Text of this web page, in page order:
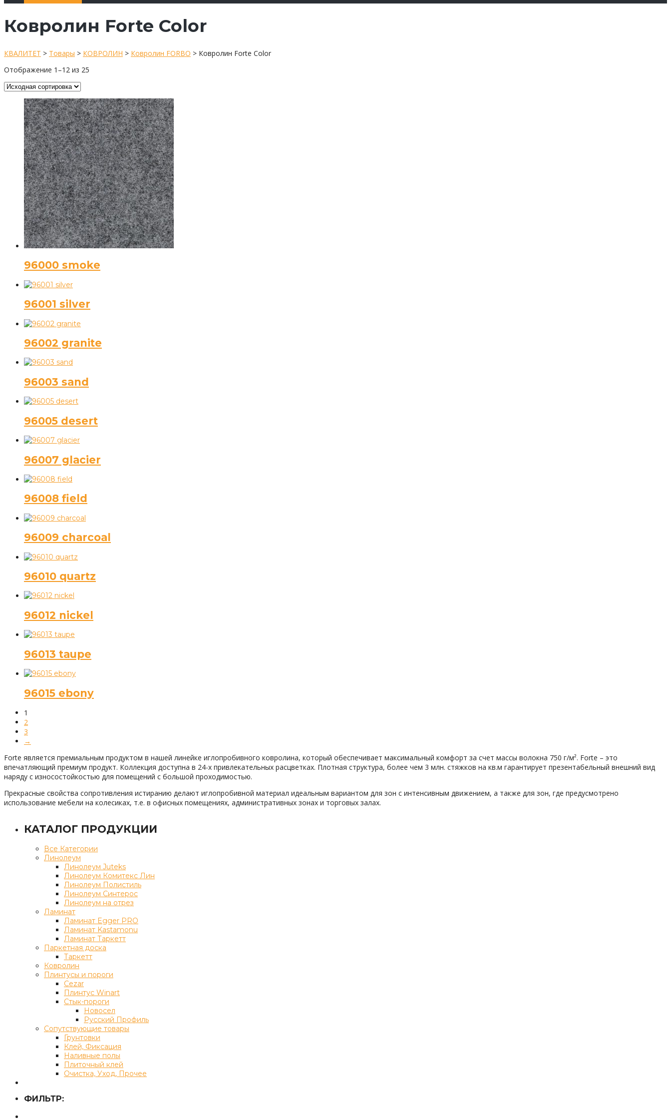
Ковролин Forte Color
КВАЛИТЕТ > Товары > КОВРОЛИН > Ковролин FORBO > Ковролин Forte Color
Отображение 1–12 из 25
96000 smoke
96001 silver
96002 granite
96003 sand
96005 desert
96007 glacier
96008 field
96009 charcoal
96010 quartz
96012 nickel
96013 taupe
96015 ebony
1
2
3
→
Forte является премиальным продуктом в нашей линейке иглопробивного ковролина, который обеспечивает максимальный комфорт за счет массы волокна 750 г/м². Forte – это
впечатляющий премиум продукт. Коллекция доступна в 24-х привлекательных расцветках. Плотная структура, более чем 3 млн. стяжков на кв.м гарантирует презентабельный внешний вид
наряду с износостойкостью для помещений с большой проходимостью.
Прекрасные свойства сопротивления истиранию делают иглопробивной материал идеальным вариантом для зон с интенсивным движением, а также для зон, где предусмотрено
использование мебели на колесиках, т.е. в офисных помещениях, административных зонах и торговых залах.
КАТАЛОГ ПРОДУКЦИИ
Все Категории
Линолеум
Линолеум Juteks
Линолеум Комитекс Лин
Линолеум Полистиль
Линолеум Синтерос
Линолеум на отрез
Ламинат
Ламинат Egger PRO
Ламинат Kastamonu
Ламинат Таркетт
Паркетная доска
Таркетт
Ковролин
Плинтусы и пороги
Cezar
Плинтус Winart
Стык-пороги
Новосел
Русский Профиль
Сопутствующие товары
Грунтовки
Клей, Фиксация
Наливные полы
Плиточный клей
Очистка, Уход, Прочее
ФИЛЬТР: